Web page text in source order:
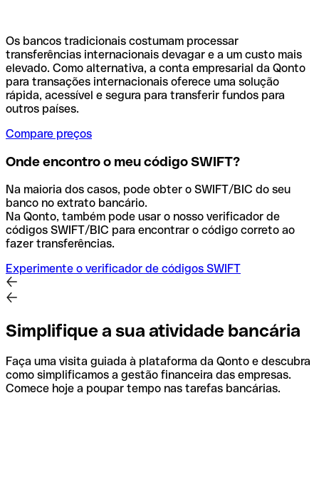
Os bancos tradicionais costumam processar
transferências internacionais devagar e a um custo mais
elevado. Como alternativa, a conta empresarial da Qonto
para transações internacionais oferece uma solução
rápida, acessível e segura para transferir fundos para
outros países.
Compare preços
Onde encontro o meu código SWIFT?
Na maioria dos casos, pode obter o SWIFT/BIC do seu
banco no extrato bancário.
Na Qonto, também pode usar o nosso verificador de
códigos SWIFT/BIC para encontrar o código correto ao
fazer transferências.
Experimente o verificador de códigos SWIFT
Simplifique a sua atividade bancária
Faça uma visita guiada à plataforma da Qonto e descubra
como simplificamos a gestão financeira das empresas.
Comece hoje a poupar tempo nas tarefas bancárias.